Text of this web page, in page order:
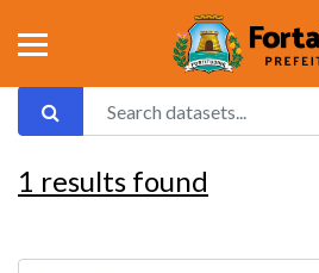
1 results found